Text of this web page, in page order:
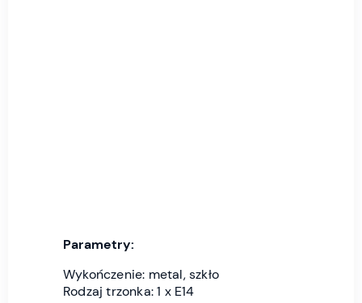
Parametry:
Wykończenie: metal, szkło
Rodzaj trzonka: 1 x E14